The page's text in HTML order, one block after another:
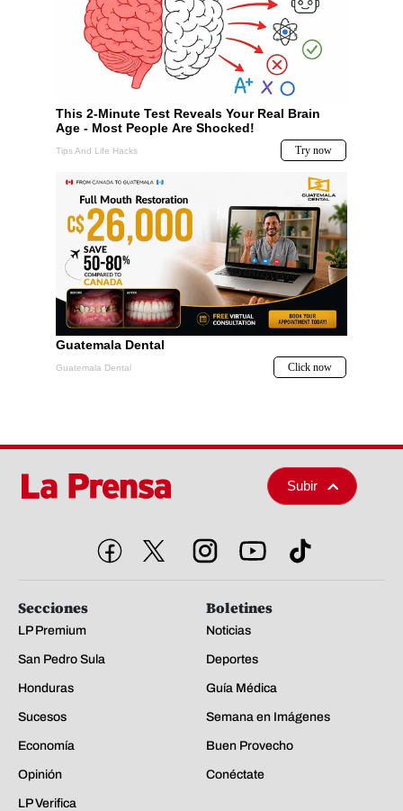
Subir
Secciones
LP Premium
San Pedro Sula
Honduras
Sucesos
Economía
Opinión
LP Verifica
Boletines
Noticias
Deportes
Guía Médica
Semana en Imágenes
Buen Provecho
Conéctate